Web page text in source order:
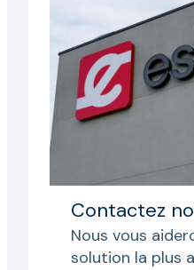
Contactez
Nous vous
solution la plus